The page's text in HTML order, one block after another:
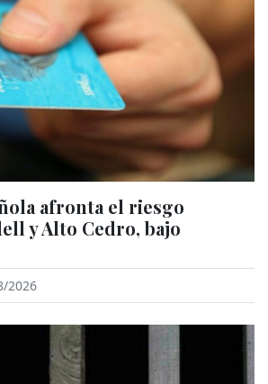
afronta el riesgo
y Alto Cedro, bajo
2026